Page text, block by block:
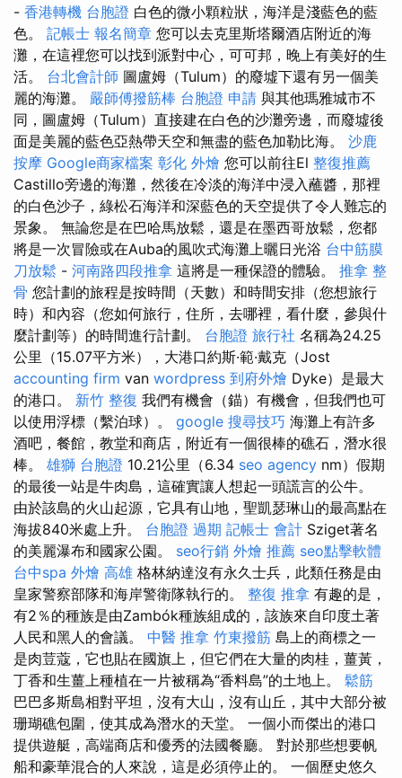
- 香港轉機 台胞證 白色的微小顆粒狀，海洋是淺藍色的藍
色。 記帳士 報名簡章 您可以去克里斯塔爾酒店附近的海
灘，在這裡您可以找到派對中心，可可邦，晚上有美好的生
活。 台北會計師 圖盧姆（Tulum）的廢墟下還有另一個美
麗的海灘。 嚴師傅撥筋棒 台胞證 申請 與其他瑪雅城市不
同，圖盧姆（Tulum）直接建在白色的沙灘旁邊，而廢墟後
面是美麗的藍色亞熱帶天空和無盡的藍色加勒比海。 沙鹿
按摩 Google商家檔案 彰化 外燴 您可以前往El 整復推薦
Castillo旁邊的海灘，然後在冷淡的海洋中浸入蘸醬，那裡
的白色沙子，綠松石海洋和深藍色的天空提供了令人難忘的
景象。 無論您是在巴哈馬放鬆，還是在墨西哥放鬆，您都
將是一次冒險或在Auba的風吹式海灘上曬日光浴 台中筋膜
刀放鬆 - 河南路四段推拿 這將是一種保證的體驗。 推拿 整
骨 您計劃的旅程是按時間（天數）和時間安排（您想旅行
時）和內容（您如何旅行，住所，去哪裡，看什麼，參與什
麼計劃等）的時間進行計劃。 台胞證 旅行社 名稱為24.25
公里（15.07平方米），大港口約斯·範·戴克（Jost
accounting firm van wordpress 到府外燴 Dyke）是最大
的港口。 新竹 整復 我們有機會（錨）有機會，但我們也可
以使用浮標（繫泊球）。 google 搜尋技巧 海灘上有許多
酒吧，餐館，教堂和商店，附近有一個很棒的礁石，潛水很
棒。 雄獅 台胞證 10.21公里（6.34 seo agency nm）假期
的最後一站是牛肉島，這確實讓人想起一頭謊言的公牛。
由於該島的火山起源，它具有山地，聖凱瑟琳山的最高點在
海拔840米處上升。 台胞證 過期 記帳士 會計 Sziget著名
的美麗瀑布和國家公園。 seo行銷 外燴 推薦 seo點擊軟體
台中spa 外燴 高雄 格林納達沒有永久士兵，此類任務是由
皇家警察部隊和海岸警衛隊執行的。 整復 推拿 有趣的是，
有2％的種族是由Zambók種族組成的，該族來自印度土著
人民和黑人的會議。 中醫 推拿 竹東撥筋 島上的商標之一
是肉荳蔻，它也貼在國旗上，但它們在大量的肉桂，薑黃，
丁香和生薑上種植在一片被稱為“香料島”的土地上。 鬆筋
巴巴多斯島相對平坦，沒有大山，沒有山丘，其中大部分被
珊瑚礁包圍，使其成為潛水的天堂。 一個小而傑出的港口
提供遊艇，高端商店和優秀的法國餐廳。 對於那些想要帆
船和豪華混合的人來說，這是必須停止的。 一個歷史悠久